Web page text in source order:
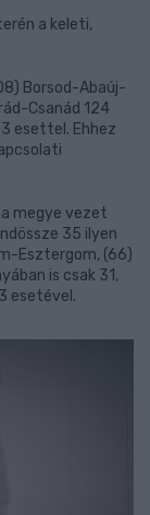
a keleti,
Borsod-Abaúj-
Csanád 124
esettel. Ehhez
megye vezet
35 ilyen
Esztergom, (66)
is csak 31,
esetével.